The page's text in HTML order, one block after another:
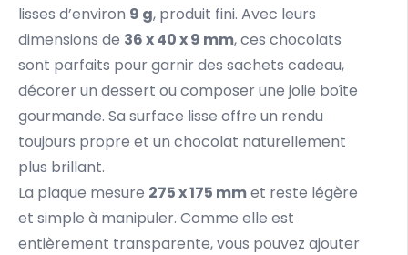
lisses d’environ 9 g, produit fini. Avec leurs
dimensions de 36 x 40 x 9 mm, ces chocolats
sont parfaits pour garnir des sachets cadeau,
décorer un dessert ou composer une jolie boîte
gourmande. Sa surface lisse offre un rendu
toujours propre et un chocolat naturellement
plus brillant.
La plaque mesure 275 x 175 mmet reste légère
et simple à manipuler. Comme elle est
entièrement transparente, vous pouvez ajouter